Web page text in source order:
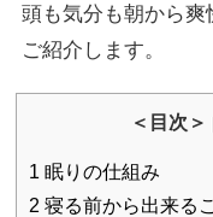
頭も気分も朝から
ご紹介します。
＜目次＞
1 眠りの仕組み
2 寝る前から出来る